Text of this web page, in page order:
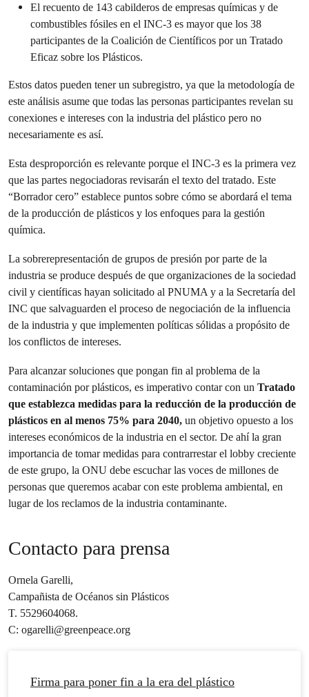
El recuento de 143 cabilderos de empresas químicas y de
combustibles fósiles en el INC-3 es mayor que los 38
participantes de la Coalición de Científicos por un Tratado
Eficaz sobre los Plásticos.
Estos datos pueden tener un subregistro, ya que la metodología de
este análisis asume que todas las personas participantes revelan su
conexiones e intereses con la industria del plástico pero no
necesariamente es así.
Esta desproporción es relevante porque el INC-3 es la primera vez
que las partes negociadoras revisarán el texto del tratado. Este
“Borrador cero” establece puntos sobre cómo se abordará el tema
de la producción de plásticos y los enfoques para la gestión
química.
La sobrerepresentación de grupos de presión por parte de la
industria se produce después de que organizaciones de la sociedad
civil y científicas hayan solicitado al PNUMA y a la Secretaría del
INC que salvaguarden el proceso de negociación de la influencia
de la industria y que implementen políticas sólidas a propósito de
los conflictos de intereses.
Para alcanzar soluciones que pongan fin al problema de la
contaminación por plásticos, es imperativo contar con un Tratado
que establezca medidas para la reducción de la producción de
plásticos en al menos 75% para 2040, un objetivo opuesto a los
intereses económicos de la industria en el sector. De ahí la gran
importancia de tomar medidas para contrarrestar el lobby creciente
de este grupo, la ONU debe escuchar las voces de millones de
personas que queremos acabar con este problema ambiental, en
lugar de los reclamos de la industria contaminante.
Contacto para prensa
Ornela Garelli,
Campañista de Océanos sin Plásticos
T. 5529604068.
C: ogarelli@greenpeace.org
Firma para poner fin a la era del plástico